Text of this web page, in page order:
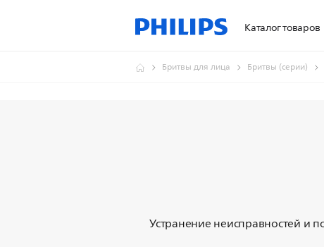
Каталог товаров
Бритвы для лица Бритвы (серии)
Устранение неисправностей и